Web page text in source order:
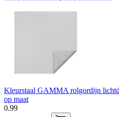
Kleurstaal GAMMA rolgordijn
op maat
0.99